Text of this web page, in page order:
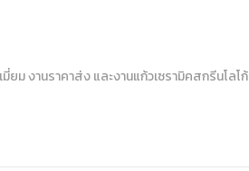
ยม งานราคาส่ง และงานแก้วเซรามิคสกรีนโลโก้